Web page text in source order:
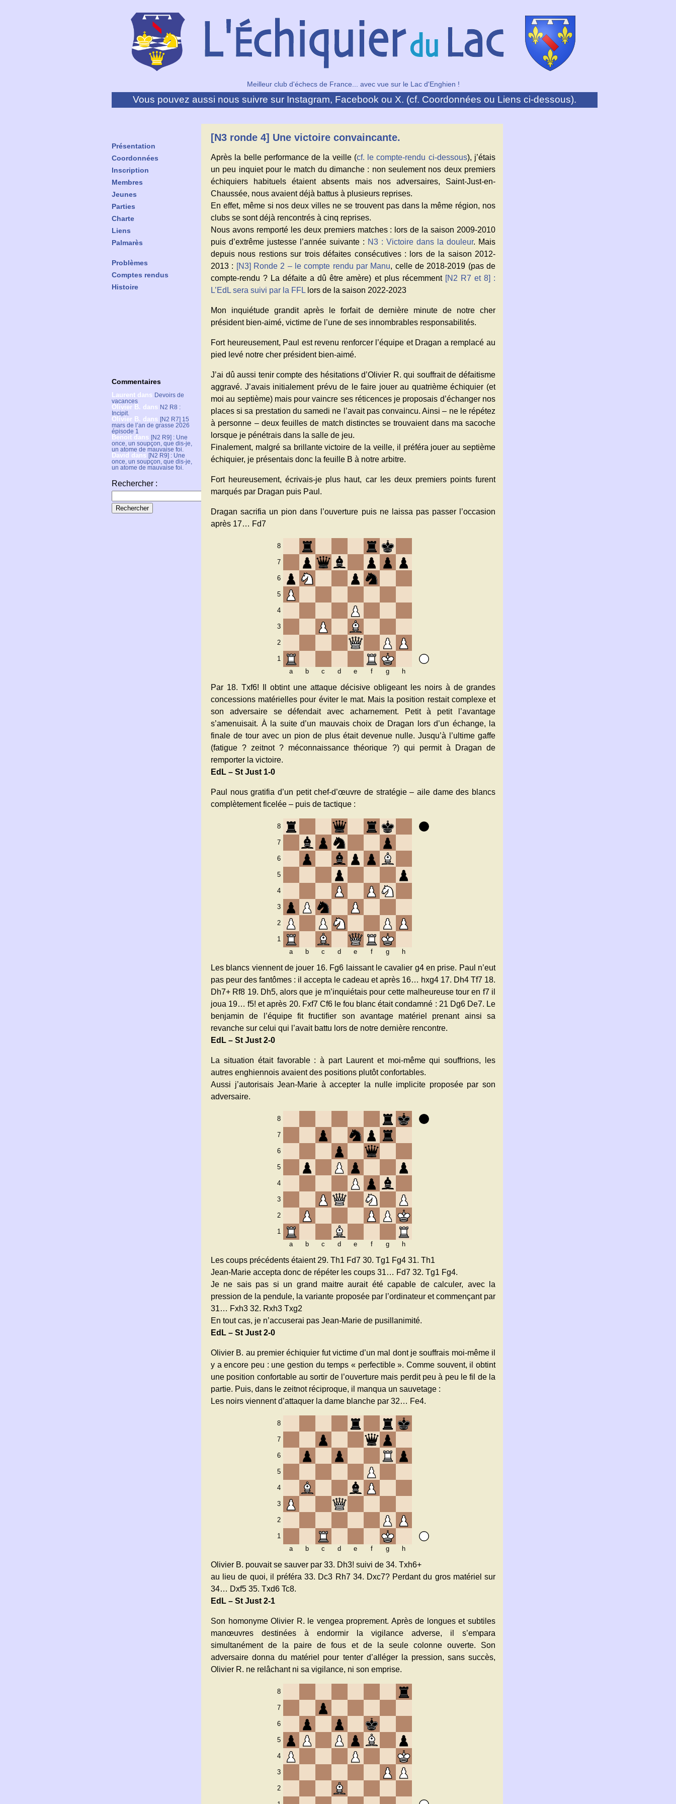
Meilleur club d'échecs de France... avec vue sur le Lac d'Enghien !
Vous pouvez aussi nous suivre sur Instagram, Facebook ou X. (cf. Coordonnées ou Liens ci-dessous).
Présentation
Coordonnées
Inscription
Membres
Jeunes
Parties
Charte
Liens
Palmarès
Problèmes
Comptes rendus
Histoire
Commentaires
Laurent dans Devoirs de
vacances
Olivier B. dans N2 R8 :
Incipit.
Olivier B. dans [N2 R7] 15
mars de l’an de grasse 2026
épisode 1
Benoit dans [N2 R9] : Une
once, un soupçon, que dis-je,
un atome de mauvaise foi.
David dans [N2 R9] : Une
once, un soupçon, que dis-je,
un atome de mauvaise foi.
Rechercher :
[N3 ronde 4] Une victoire convaincante.
Après la belle performance de la veille (cf. le compte-rendu ci-dessous), j’étais
un peu inquiet pour le match du dimanche : non seulement nos deux premiers
échiquiers habituels étaient absents mais nos adversaires, Saint-Just-en-
Chaussée, nous avaient déjà battus à plusieurs reprises.
En effet, même si nos deux villes ne se trouvent pas dans la même région, nos
clubs se sont déjà rencontrés à cinq reprises.
Nous avons remporté les deux premiers matches : lors de la saison 2009-2010
puis d’extrême justesse l’année suivante : N3 : Victoire dans la douleur. Mais
depuis nous restions sur trois défaites consécutives : lors de la saison 2012-
2013 : [N3] Ronde 2 – le compte rendu par Manu, celle de 2018-2019 (pas de
compte-rendu ? La défaite a dû être amère) et plus récemment [N2 R7 et 8] :
L’EdL sera suivi par la FFL lors de la saison 2022-2023
Mon inquiétude grandit après le forfait de dernière minute de notre cher
président bien-aimé, victime de l’une de ses innombrables responsabilités.
Fort heureusement, Paul est revenu renforcer l’équipe et Dragan a remplacé au
pied levé notre cher président bien-aimé.
J’ai dû aussi tenir compte des hésitations d’Olivier R. qui souffrait de défaitisme
aggravé. J’avais initialement prévu de le faire jouer au quatrième échiquier (et
moi au septième) mais pour vaincre ses réticences je proposais d’échanger nos
places si sa prestation du samedi ne l’avait pas convaincu. Ainsi – ne le répétez
à personne – deux feuilles de match distinctes se trouvaient dans ma sacoche
lorsque je pénétrais dans la salle de jeu.
Finalement, malgré sa brillante victoire de la veille, il préféra jouer au septième
échiquier, je présentais donc la feuille B à notre arbitre.
Fort heureusement, écrivais-je plus haut, car les deux premiers points furent
marqués par Dragan puis Paul.
Dragan sacrifia un pion dans l’ouverture puis ne laissa pas passer l’occasion
après 17… Fd7
8
7
6
5
4
3
2
1
a
b c d e f g h
Par 18. Txf6! Il obtint une attaque décisive obligeant les noirs à de grandes
concessions matérielles pour éviter le mat. Mais la position restait complexe et
son adversaire se défendait avec acharnement. Petit à petit l’avantage
s’amenuisait. À la suite d’un mauvais choix de Dragan lors d’un échange, la
finale de tour avec un pion de plus était devenue nulle. Jusqu’à l’ultime gaffe
(fatigue ? zeitnot ? méconnaissance théorique ?) qui permit à Dragan de
remporter la victoire.
EdL – St Just 1-0
Paul nous gratifia d’un petit chef-d’œuvre de stratégie – aile dame des blancs
complètement ficelée – puis de tactique :
8
7
6
5
4
3
2
1
a
b c d e f g h
Les blancs viennent de jouer 16. Fg6 laissant le cavalier g4 en prise. Paul n’eut
pas peur des fantômes : il accepta le cadeau et après 16… hxg4 17. Dh4 Tf7 18.
Dh7+ Rf8 19. Dh5, alors que je m’inquiétais pour cette malheureuse tour en f7 il
joua 19… f5! et après 20. Fxf7 Cf6 le fou blanc était condamné : 21 Dg6 De7. Le
benjamin de l’équipe fit fructifier son avantage matériel prenant ainsi sa
revanche sur celui qui l’avait battu lors de notre dernière rencontre.
EdL – St Just 2-0
La situation était favorable : à part Laurent et moi-même qui souffrions, les
autres enghiennois avaient des positions plutôt confortables.
Aussi j’autorisais Jean-Marie à accepter la nulle implicite proposée par son
adversaire.
8
7
6
5
4
3
2
1
a
b c d e f g h
Les coups précédents étaient 29. Th1 Fd7 30. Tg1 Fg4 31. Th1
Jean-Marie accepta donc de répéter les coups 31… Fd7 32. Tg1 Fg4.
Je ne sais pas si un grand maitre aurait été capable de calculer, avec la
pression de la pendule, la variante proposée par l’ordinateur et commençant par
31… Fxh3 32. Rxh3 Txg2
En tout cas, je n’accuserai pas Jean-Marie de pusillanimité.
EdL – St Just 2-0
Olivier B. au premier échiquier fut victime d’un mal dont je souffrais moi-même il
y a encore peu : une gestion du temps « perfectible ». Comme souvent, il obtint
une position confortable au sortir de l’ouverture mais perdit peu à peu le fil de la
partie. Puis, dans le zeitnot réciproque, il manqua un sauvetage :
Les noirs viennent d’attaquer la dame blanche par 32… Fe4.
8
7
6
5
4
3
2
1
a
b c d e f g h
Olivier B. pouvait se sauver par 33. Dh3! suivi de 34. Txh6+
au lieu de quoi, il préféra 33. Dc3 Rh7 34. Dxc7? Perdant du gros matériel sur
34… Dxf5 35. Txd6 Tc8.
EdL – St Just 2-1
Son homonyme Olivier R. le vengea proprement. Après de longues et subtiles
manœuvres destinées à endormir la vigilance adverse, il s’empara
simultanément de la paire de fous et de la seule colonne ouverte. Son
adversaire donna du matériel pour tenter d’alléger la pression, sans succès,
Olivier R. ne relâchant ni sa vigilance, ni son emprise.
8
7
6
5
4
3
2